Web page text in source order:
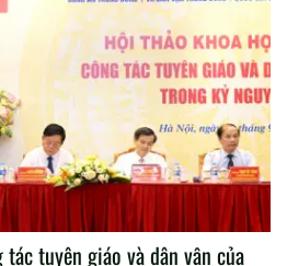
tuyên giáo và dân vận của